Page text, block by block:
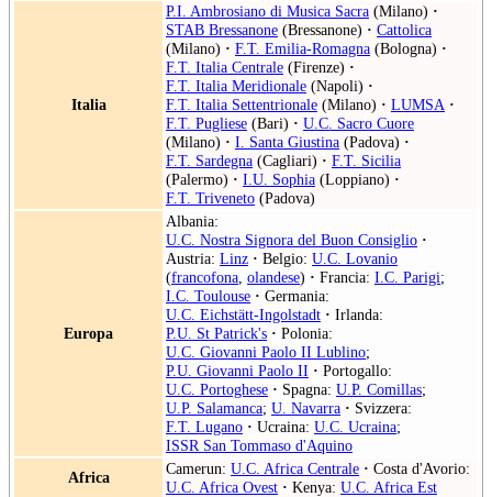
Italia
P.I. Ambrosiano di Musica Sacra (Milano) ·
STAB Bressanone (Bressanone) · Cattolica
(Milano) · F.T. Emilia-Romagna (Bologna) ·
F.T. Italia Centrale (Firenze) ·
F.T. Italia Meridionale (Napoli) ·
F.T. Italia Settentrionale (Milano) · LUMSA ·
F.T. Pugliese (Bari) · U.C. Sacro Cuore
(Milano) · I. Santa Giustina (Padova) ·
F.T. Sardegna (Cagliari) · F.T. Sicilia
(Palermo) · I.U. Sophia (Loppiano) ·
F.T. Triveneto (Padova)
Europa
Albania:
U.C. Nostra Signora del Buon Consiglio ·
Austria: Linz · Belgio: U.C. Lovanio
(francofona olandese) · Francia: I.C. Parigi;
I.C. Toulouse · Germania:
U.C. Eichstätt-Ingolstadt · Irlanda:
P.U. St Patrick's · Polonia:
U.C. Giovanni Paolo II Lublino;
P.U. Giovanni Paolo II · Portogallo:
U.C. Portoghese · Spagna: U.P. Comillas;
U.P. Salamanca; U. Navarra · Svizzera:
F.T. Lugano · Ucraina: U.C. Ucraina;
ISSR San Tommaso d'Aquino
Africa
Camerun: U.C. Africa Centrale · Costa d'Avorio:
U.C. Africa Ovest · Kenya: U.C. Africa Est